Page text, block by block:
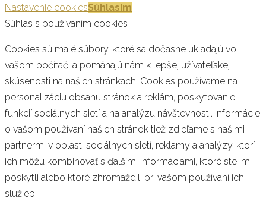
Nastavenie cookiesSúhlasím
Súhlas s používaním cookies
Cookies sú malé súbory, ktoré sa dočasne ukladajú vo
vašom počítači a pomáhajú nám k lepšej užívateľskej
skúsenosti na našich stránkach. Cookies používame na
personalizáciu obsahu stránok a reklám, poskytovanie
funkcií sociálnych sietí a na analýzu návštevnosti. Informácie
o vašom používaní našich stránok tiež zdieľame s našimi
partnermi v oblasti sociálnych sietí, reklamy a analýzy, ktorí
ich môžu kombinovať s ďalšími informáciami, ktoré ste im
poskytli alebo ktoré zhromaždili pri vašom používaní ich
služieb.